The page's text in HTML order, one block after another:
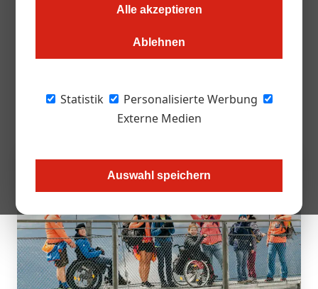
Alle akzeptieren
Ablehnen
Statistik
Personalisierte Werbung
Externe Medien
Auswahl speichern
Seit zwei Jahrzehnten ermöglicht der Verein Freizeit-PSO
Menschen mit Behinderung die Teilhabe an alpinen
adaptivem Skitraining im Winter bis zu inklusiven
Wanderwochen im Sommer.